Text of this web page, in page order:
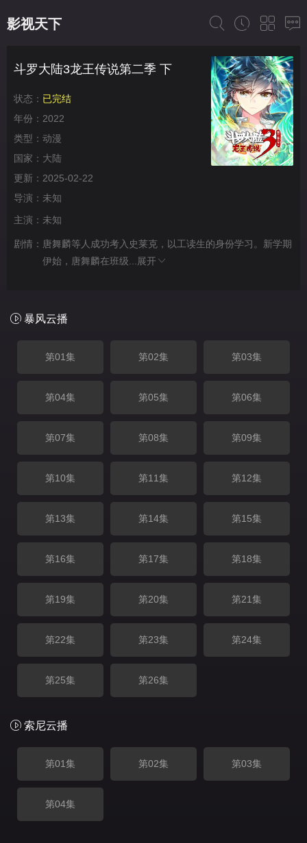
影视天下
斗罗大陆3龙王传说第二季 下
状态： 已完结
年份： 2022
类型： 动漫
国家： 大陆
更新： 2025-02-22
导演： 未知
主演： 未知
剧情： 唐舞麟等人成功考入史莱克，以工读生的身份学习。新学期
伊始，唐舞麟在班级...
展开
暴风云播
第01集 第02集 第03集
第04集 第05集 第06集
第07集 第08集 第09集
第10集 第11集 第12集
第13集 第14集 第15集
第16集 第17集 第18集
第19集 第20集 第21集
第22集 第23集 第24集
第25集 第26集
索尼云播
第01集 第02集 第03集
第04集